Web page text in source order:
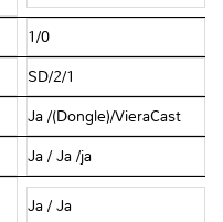
1/0
SD/2/1
Ja /(Dongle)/VieraCast
Ja / Ja /ja
Ja / Ja